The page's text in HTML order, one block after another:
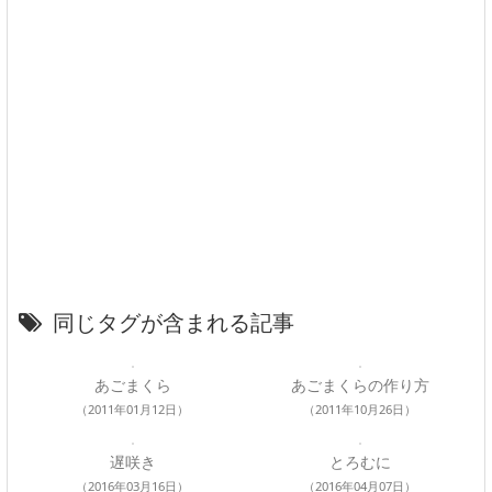
同じタグが含まれる記事
あごまくら
（2011年01月12日）
あごまくらの作り方
（2011年10月26日）
遅咲き
（2016年03月16日）
とろむに
（2016年04月07日）